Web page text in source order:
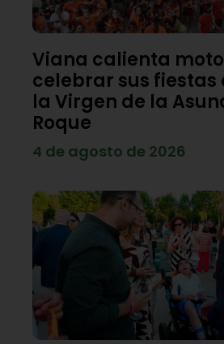
Viana calienta
celebrar sus fiestas
la Virgen de la
Roque
4 de agosto de 2026